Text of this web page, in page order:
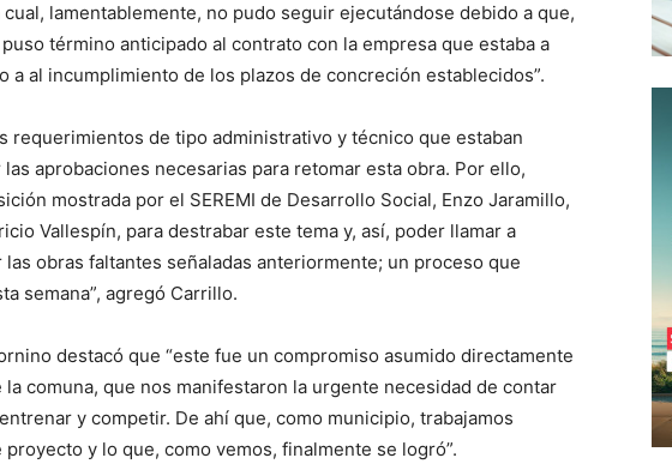
lamentablemente, no pudo seguir ejecutándose debido a que,
término anticipado al contrato con la empresa que estaba a
a al incumplimiento de los plazos de concreción establecidos”.
requerimientos de tipo administrativo y técnico que estaban
aprobaciones necesarias para retomar esta obra. Por ello,
mostrada por el SEREMI de Desarrollo Social, Enzo Jaramillo,
Vallespín, para destrabar este tema y, así, poder llamar a
obras faltantes señaladas anteriormente; un proceso que
semana”, agregó Carrillo.
destacó que “este fue un compromiso asumido directamente
comuna, que nos manifestaron la urgente necesidad de contar
y competir. De ahí que, como municipio, trabajamos
y lo que, como vemos, finalmente se logró”.